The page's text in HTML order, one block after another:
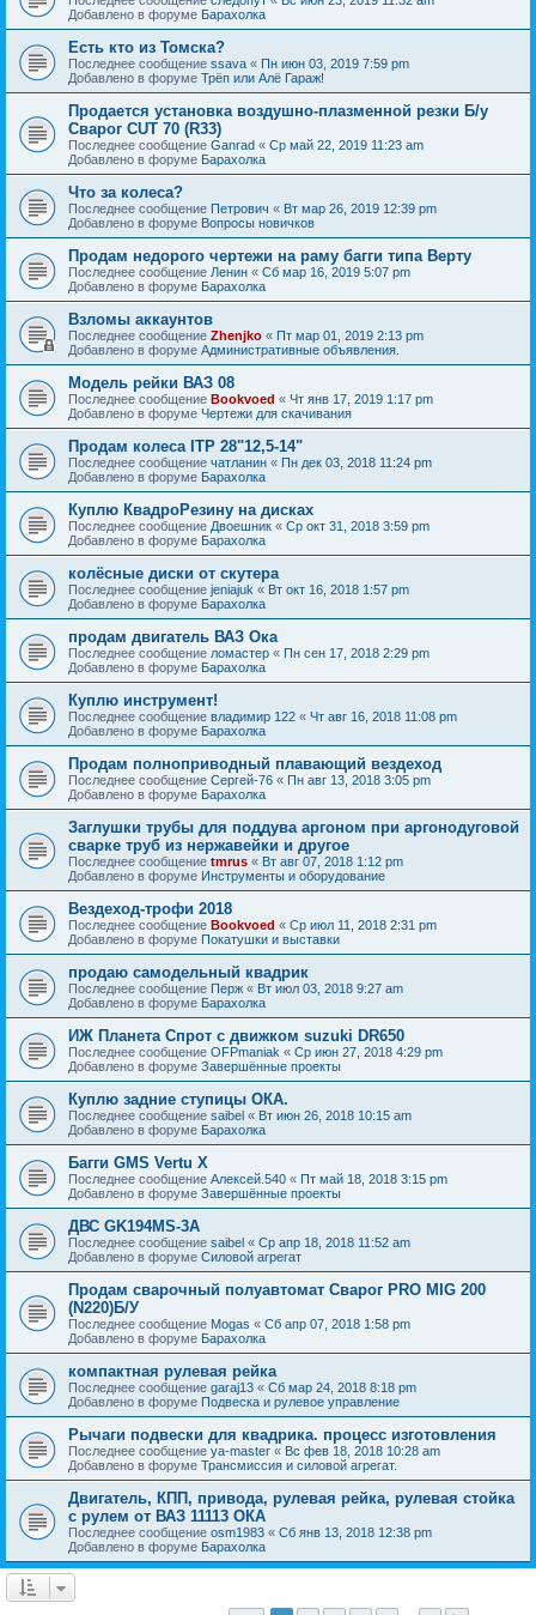
Добавлено в форуме Барахолка
Есть кто из Томска?
Последнее сообщение ssava « Пн июн 03, 2019 7:59 pm
Добавлено в форуме Трёп или Алё Гараж!
Продается установка воздушно-плазменной резки Б/у
Сварог CUT 70 (R33)
Последнее сообщение Ganrad « Ср май 22, 2019 11:23 am
Добавлено в форуме Барахолка
Что за колеса?
Последнее сообщение Петрович « Вт мар 26, 2019 12:39 pm
Добавлено в форуме Вопросы новичков
Продам недорого чертежи на раму багги типа Верту
Последнее сообщение Ленин « Сб мар 16, 2019 5:07 pm
Добавлено в форуме Барахолка
Взломы аккаунтов
Последнее сообщение Zhenjko « Пт мар 01, 2019 2:13 pm
Добавлено в форуме Административные объявления.
Модель рейки ВАЗ 08
Последнее сообщение Bookvoed « Чт янв 17, 2019 1:17 pm
Добавлено в форуме Чертежи для скачивания
Продам колеса ITP 28"12,5-14"
Последнее сообщение чатланин « Пн дек 03, 2018 11:24 pm
Добавлено в форуме Барахолка
Куплю КвадроРезину на дисках
Последнее сообщение Двоешник « Ср окт 31, 2018 3:59 pm
Добавлено в форуме Барахолка
колёсные диски от скутера
Последнее сообщение jeniajuk « Вт окт 16, 2018 1:57 pm
Добавлено в форуме Барахолка
продам двигатель ВАЗ Ока
Последнее сообщение ломастер « Пн сен 17, 2018 2:29 pm
Добавлено в форуме Барахолка
Куплю инструмент!
Последнее сообщение владимир 122 « Чт авг 16, 2018 11:08 pm
Добавлено в форуме Барахолка
Продам полноприводный плавающий вездеход
Последнее сообщение Сергей-76 « Пн авг 13, 2018 3:05 pm
Добавлено в форуме Барахолка
Заглушки трубы для поддува аргоном при аргонодуговой
сварке труб из нержавейки и другое
Последнее сообщение tmrus « Вт авг 07, 2018 1:12 pm
Добавлено в форуме Инструменты и оборудование
Вездеход-трофи 2018
Последнее сообщение Bookvoed « Ср июл 11, 2018 2:31 pm
Добавлено в форуме Покатушки и выставки
продаю самодельный квадрик
Последнее сообщение Перж « Вт июл 03, 2018 9:27 am
Добавлено в форуме Барахолка
ИЖ Планета Спрот с движком suzuki DR650
Последнее сообщение OFPmaniak « Ср июн 27, 2018 4:29 pm
Добавлено в форуме Завершённые проекты
Куплю задние ступицы ОКА.
Последнее сообщение saibel « Вт июн 26, 2018 10:15 am
Добавлено в форуме Барахолка
Багги GMS Vertu X
Последнее сообщение Алексей.540 « Пт май 18, 2018 3:15 pm
Добавлено в форуме Завершённые проекты
ДВС GK194MS-3A
Последнее сообщение saibel « Ср апр 18, 2018 11:52 am
Добавлено в форуме Силовой агрегат
Продам сварочный полуавтомат Сварог PRO MIG 200
(N220)Б/У
Последнее сообщение Mogas « Сб апр 07, 2018 1:58 pm
Добавлено в форуме Барахолка
компактная рулевая рейка
Последнее сообщение garaj13 « Сб мар 24, 2018 8:18 pm
Добавлено в форуме Подвеска и рулевое управление
Рычаги подвески для квадрика. процесс изготовления
Последнее сообщение ya-master « Вс фев 18, 2018 10:28 am
Добавлено в форуме Трансмиссия и силовой агрегат.
Двигатель, КПП, привода, рулевая рейка, рулевая стойка
с рулем от ВАЗ 11113 ОКА
Последнее сообщение osm1983 « Сб янв 13, 2018 12:38 pm
Добавлено в форуме Барахолка